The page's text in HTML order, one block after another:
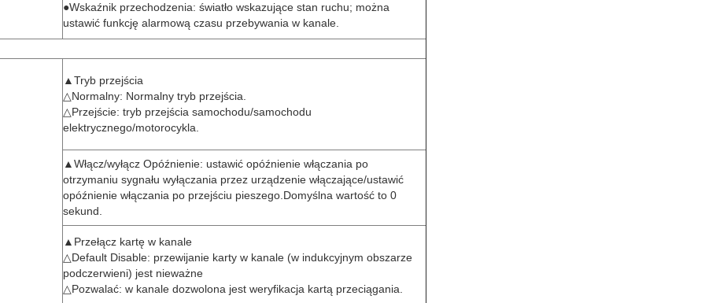
●Wskaźnik przechodzenia: światło wskazujące stan ruchu; można
ustawić funkcję alarmową czasu przebywania w kanale.
▲Tryb przejścia
△Normalny: Normalny tryb przejścia.
△Przejście: tryb przejścia samochodu/samochodu
elektrycznego/motorocykla.
▲Włącz/wyłącz Opóźnienie: ustawić opóźnienie włączania po
otrzymaniu sygnału wyłączania przez urządzenie włączające/ustawić
opóźnienie włączania po przejściu pieszego.Domyślna wartość to 0
sekund.
▲Przełącz kartę w kanale
△Default Disable: przewijanie karty w kanale (w indukcyjnym obszarze
podczerwieni) jest nieważne
△Pozwalać: w kanale dozwolona jest weryfikacja kartą przeciągania.